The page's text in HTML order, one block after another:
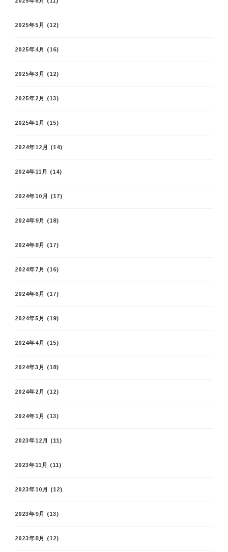
2025年5月 (12)
2025年4月 (16)
2025年3月 (12)
2025年2月 (13)
2025年1月 (15)
2024年12月 (14)
2024年11月 (14)
2024年10月 (17)
2024年9月 (18)
2024年8月 (17)
2024年7月 (16)
2024年6月 (17)
2024年5月 (19)
2024年4月 (15)
2024年3月 (18)
2024年2月 (12)
2024年1月 (13)
2023年12月 (11)
2023年11月 (11)
2023年10月 (12)
2023年9月 (13)
2023年8月 (12)